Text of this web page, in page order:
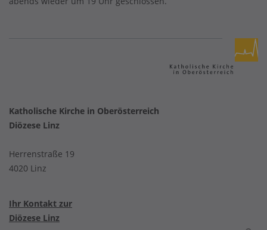
Katholische Kirche in Oberösterreich
Diözese Linz
Herrenstraße 19
4020 Linz
Ihr Kontakt zur
Diözese Linz